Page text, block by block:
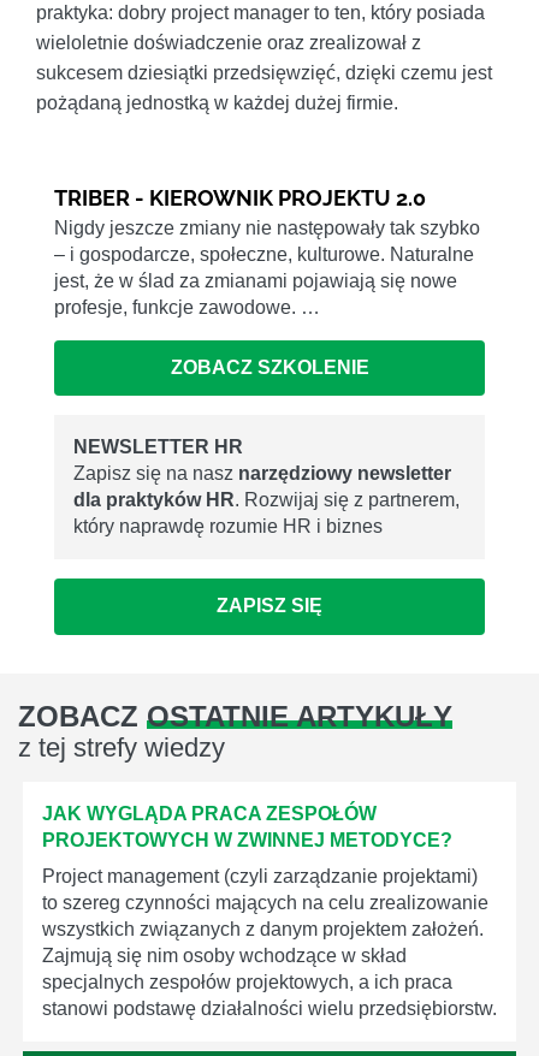
praktyka: dobry project manager to ten, który posiada
wieloletnie doświadczenie oraz zrealizował z
sukcesem dziesiątki przedsięwzięć, dzięki czemu jest
pożądaną jednostką w każdej dużej firmie.
TRIBER - KIEROWNIK PROJEKTU 2.0
Nigdy jeszcze zmiany nie następowały tak szybko
– i gospodarcze, społeczne, kulturowe. Naturalne
jest, że w ślad za zmianami pojawiają się nowe
profesje, funkcje zawodowe. …
ZOBACZ SZKOLENIE
NEWSLETTER HR
Zapisz się na nasz narzędziowy newsletter
dla praktyków HR. Rozwijaj się z partnerem,
który naprawdę rozumie HR i biznes
ZAPISZ SIĘ
ZOBACZ OSTATNIE ARTYKUŁY
z tej strefy wiedzy
JAK WYGLĄDA PRACA ZESPOŁÓW
PROJEKTOWYCH W ZWINNEJ METODYCE?
Project management (czyli zarządzanie projektami)
to szereg czynności mających na celu zrealizowanie
wszystkich związanych z danym projektem założeń.
Zajmują się nim osoby wchodzące w skład
specjalnych zespołów projektowych, a ich praca
stanowi podstawę działalności wielu przedsiębiorstw.